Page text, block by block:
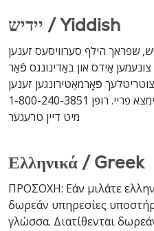
יידיש / Yiddish
שפראך הילף סערוויסעס זענען
אַידס און באַדינונגס פֿאַר
פֿאָרמאַטירונגען זענען
אויך בנימצא פריי. רופן 1-800-240-3851 (TTY: 711) אָדער רעדן
מיט דיין טרעגער
Ελληνικά / Greek
ΠΡΟΣΟΧΗ: Εάν μιλάτε
δωρεάν υπηρεσίες
γλώσσα. Διατίθενται